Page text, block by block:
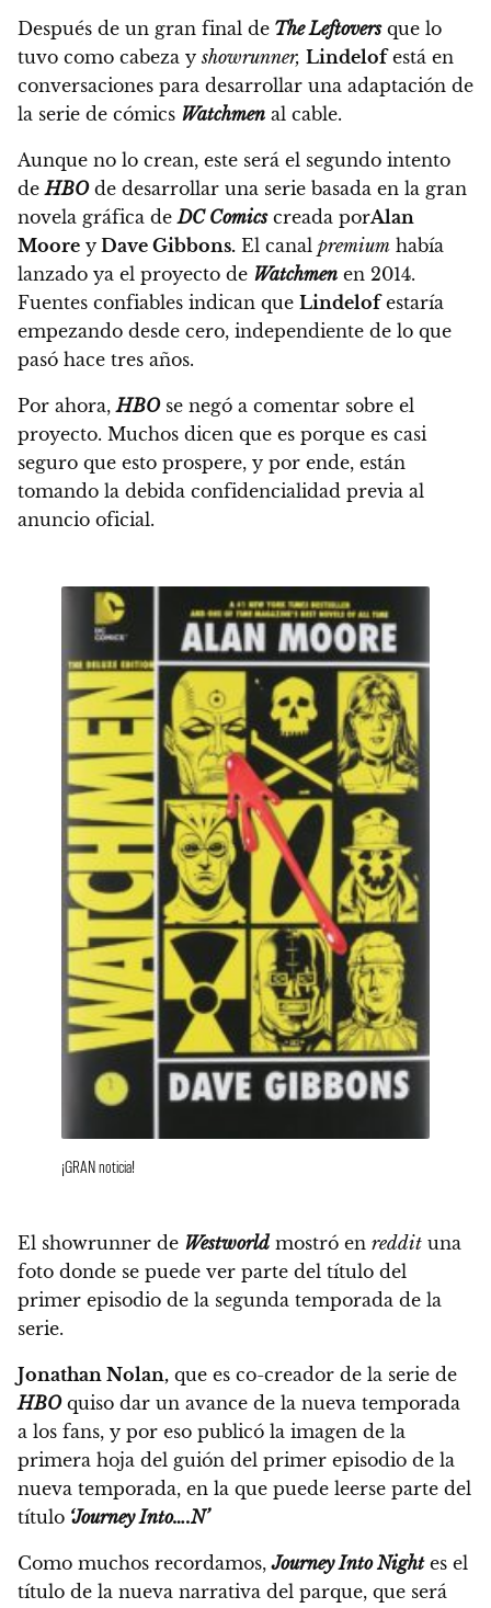
Después de un gran final de The Leftoversque lo
tuvo como cabeza yshowrunner, Lindelofestá en
conversaciones para desarrollar una adaptación de
la serie de cómics Watchmen al cable.
Aunque no lo crean, este será el segundo intento
deHBOde desarrollar una serie basada en la gran
novela gráfica deDC Comicscreada porAlan
Moore y Dave Gibbons. El canal premium había
lanzado ya el proyecto de Watchmen en 2014.
Fuentes confiables indican que Lindelofestaría
empezando desde cero, independiente de lo que
pasó hace tres años.
Por ahora,HBOse negó a comentar sobre el
proyecto. Muchos dicen que es porque es casi
seguro que esto prospere, y por ende, están
tomando la debida confidencialidad previa al
anuncio oficial.
¡GRAN noticia!
El showrunner de Westworld mostró en reddit una
foto donde se puede ver parte del título del
primer episodio de la segunda temporada de la
serie.
Jonathan Nolan, que es co-creador de la serie de
HBOquiso dar un avance de la nueva temporada
a los fans, y por eso publicó la imagen de la
primera hoja del guión del primer episodio de la
nueva temporada, en la que puede leerse parte del
título ‘Journey Into….N’
Como muchos recordamos,Journey Into Nightes el
título de la nueva narrativa del parque, que será